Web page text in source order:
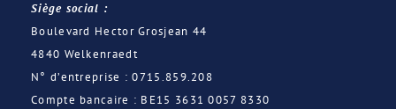
Siège social :
Boulevard Hector Grosjean 44
4840 Welkenraedt
N° d’entreprise : 0715.859.208
Compte bancaire : BE15 3631 0057 8330